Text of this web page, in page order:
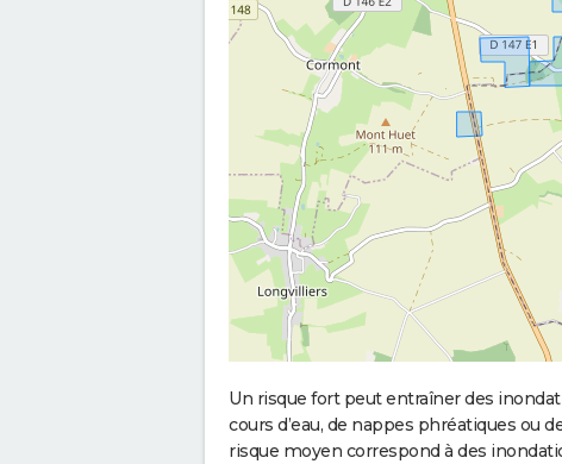
Un risque fort peut entraîner des
cours d’eau, de nappes phréatiques ou
risque moyen correspond à des